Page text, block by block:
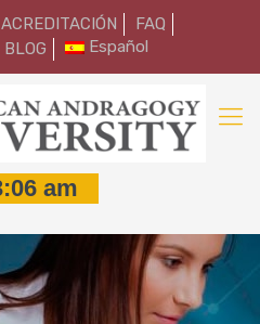
ACREDITACIÓN
FAQ
BLOG Español